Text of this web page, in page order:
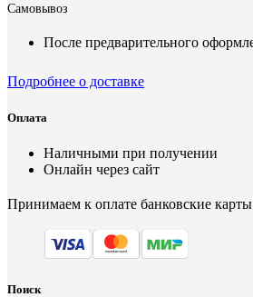
Самовывоз
После предварительного
Подробнее о доставке
Оплата
Наличными при получении
Онлайн через сайт
Принимаем к оплате банковские карты
Поиск